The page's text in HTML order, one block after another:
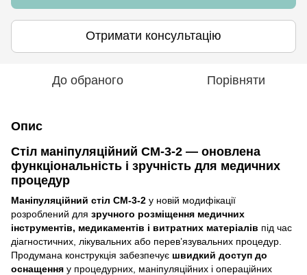
Отримати консультацію
До обраного Порівняти
Опис
Стіл маніпуляційний СМ-3-2 — оновлена
функціональність і зручність для медичних
процедур
Маніпуляційний стіл СМ-3-2 у новій модифікації
розроблений для зручного розміщення медичних
інструментів, медикаментів і витратних матеріалів під час
діагностичних, лікувальних або перев’язувальних процедур.
Продумана конструкція забезпечує швидкий доступ до
оснащення у процедурних, маніпуляційних і операційних